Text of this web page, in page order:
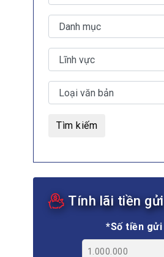
Tìm kiếm
Tính lãi tiền gửi
*Số tiền gửi